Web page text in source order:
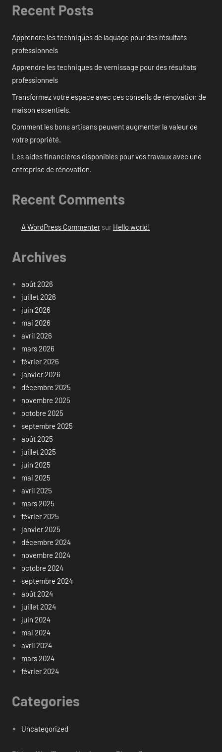
Recent Posts
Apprendre les techniques de laquage pour des résultats
professionnels
Apprendre les techniques de vernissage pour des résultats
professionnels
Transformez votre espace avec ces conseils de rénovation de
maison essentiels.
Comment les bons artisans peuvent augmenter la valeur de
votre propriété.
Les aides financières disponibles pour vos travaux avec une
entreprise de rénovation.
Recent Comments
A WordPress Commentersur Hello world!
Archives
août 2026
juillet 2026
juin 2026
mai 2026
avril 2026
mars 2026
février 2026
janvier 2026
décembre 2025
novembre 2025
octobre 2025
septembre 2025
août 2025
juillet 2025
juin 2025
mai 2025
avril 2025
mars 2025
février 2025
janvier 2025
décembre 2024
novembre 2024
octobre 2024
septembre 2024
août 2024
juillet 2024
juin 2024
mai 2024
avril 2024
mars 2024
février 2024
Categories
Uncategorized